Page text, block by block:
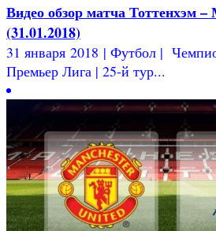
Видео обзор матча Тоттенхэм
(31.01.2018)
31 января 2018 | Футбол |
Премьер Лига | 25-й тур...